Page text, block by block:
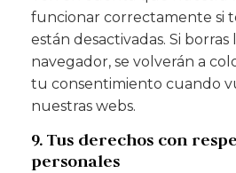
funcionar correctamente si
están desactivadas. Si borras
navegador, se volverán a
tu consentimiento cuando
nuestras webs.
9. Tus derechos con
personales